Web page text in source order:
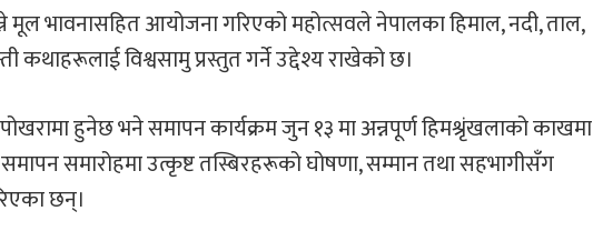
भावनासहित आयोजना गरिएको महोत्सवले नेपालका हिमाल, नदी, ताल,
विश्वसामु प्रस्तुत गर्ने उद्देश्य राखेको छ।
हुनेछ भने समापन कार्यक्रम जुन १३ मा अन्नपूर्ण हिमश्रृंखलाको काखमा
समारोहमा उत्कृष्ट तस्बिरहरूको घोषणा, सम्मान तथा सहभागीसँग
छन्।